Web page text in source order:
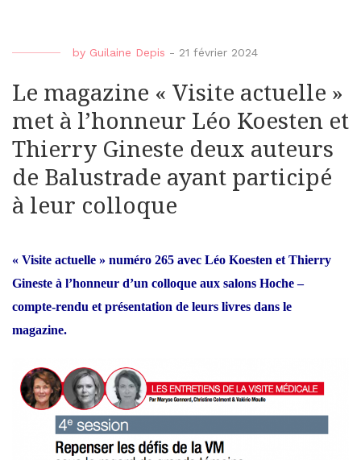
by Guilaine Depis - 21 février 2024
Le magazine « Visite actuelle »
met à l’honneur Léo Koesten et
Thierry Gineste deux auteurs
de Balustrade ayant participé
à leur colloque
« Visite actuelle » numéro 265 avec Léo Koesten et Thierry
Gineste à l’honneur d’un colloque aux salons Hoche –
compte-rendu et présentation de leurs livres dans le
magazine.